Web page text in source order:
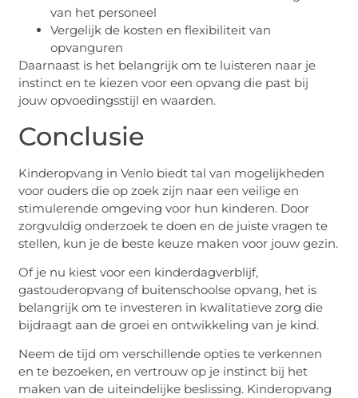
van het personeel
Vergelijk de kosten en flexibiliteit van
opvanguren
Daarnaast is het belangrijk om te luisteren naar je
instinct en te kiezen voor een opvang die past bij
jouw opvoedingsstijl en waarden.
Conclusie
Kinderopvang in Venlo biedt tal van mogelijkheden
voor ouders die op zoek zijn naar een veilige en
stimulerende omgeving voor hun kinderen. Door
zorgvuldig onderzoek te doen en de juiste vragen te
stellen, kun je de beste keuze maken voor jouw gezin.
Of je nu kiest voor een kinderdagverblijf,
gastouderopvang of buitenschoolse opvang, het is
belangrijk om te investeren in kwalitatieve zorg die
bijdraagt aan de groei en ontwikkeling van je kind.
Neem de tijd om verschillende opties te verkennen
en te bezoeken, en vertrouw op je instinct bij het
maken van de uiteindelijke beslissing. Kinderopvang